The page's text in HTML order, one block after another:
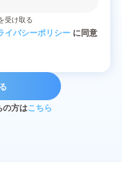
受け取る
イバシーポリシー に同意
の方はこちら